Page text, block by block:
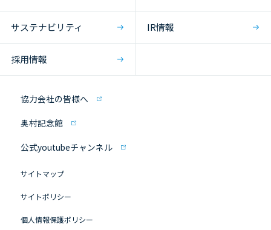
サステナビリティ IR情報
採用情報
協力会社の皆様へ
奥村記念館
公式youtubeチャンネル
サイトマップ
サイトポリシー
個人情報保護ポリシー